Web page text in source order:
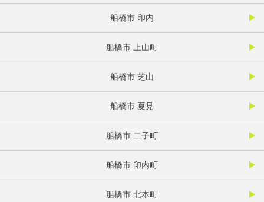
船橋市 印内
船橋市 上山町
船橋市 芝山
船橋市 夏見
船橋市 二子町
船橋市 印内町
船橋市 北本町